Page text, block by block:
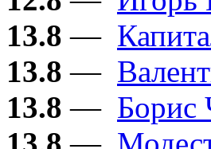
13.8 —
13.8 —
13.8 — Борис